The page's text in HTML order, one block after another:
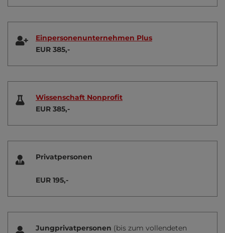
Einpersonenunternehmen Plus
EUR 385,-
Wissenschaft Nonprofit
EUR 385,-
Privatpersonen
EUR 195,-
Jungprivatpersonen (bis zum vollendeten